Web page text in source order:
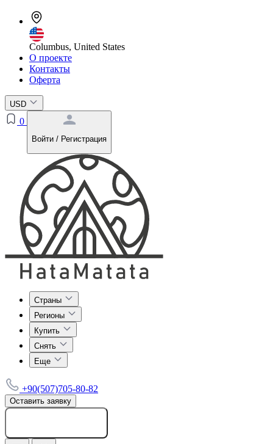
Columbus, United States
О проекте
Контакты
Оферта
USD
0
Войти / Регистрация
Страны
Регионы
Купить
Снять
Еще
+90(507)705-80-82
Оставить заявку